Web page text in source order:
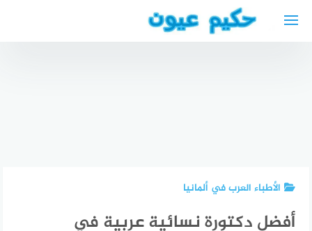
الأطباء العرب في ألمانيا
أفضل دكتورة نسائية عربية في